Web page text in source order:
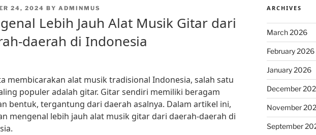
24, 2024 BY ADMINMUS
Lebih Jauh Alat Musik Gitar dari
daerah di Indonesia
membicarakan alat musik tradisional Indonesia, salah satu
populer adalah gitar. Gitar sendiri memiliki beragam
bentuk, tergantung dari daerah asalnya. Dalam artikel ini,
mengenal lebih jauh alat musik gitar dari daerah-daerah di
ARCHIVES
March 2026
February 2026
January 2026
December
November
September